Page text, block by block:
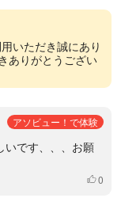
いただき誠にあり
ありがとうござい
アソビュー！で体験
いです、、、お願
いいね
0